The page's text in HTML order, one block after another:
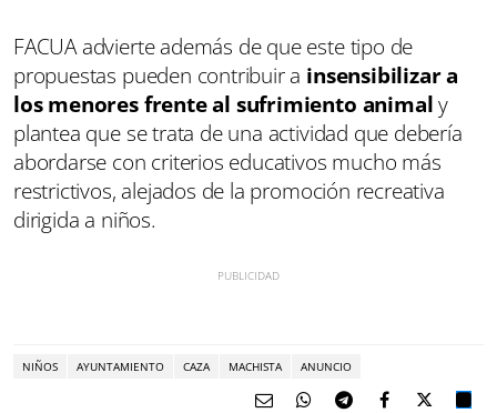
FACUA advierte además de que este tipo de
propuestas pueden contribuir a insensibilizar a
los menores frente al sufrimiento animaly
plantea que se trata de una actividad que debería
abordarse con criterios educativos mucho más
restrictivos, alejados de la promoción recreativa
dirigida a niños.
NIÑOS AYUNTAMIENTO CAZA MACHISTA ANUNCIO